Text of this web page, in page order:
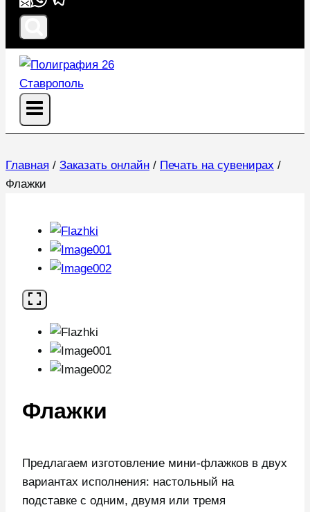
Главная / Заказать онлайн / Печать на сувенирах /
Флажки
Флажки
Предлагаем изготовление мини-флажков в двух
вариантах исполнения: настольный на
подставке с одним, двумя или тремя